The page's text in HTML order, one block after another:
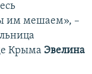
им мешаем», –
Крыма Эвелина